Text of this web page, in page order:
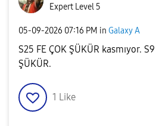
Expert Level 5
‎05-09-2026 07:16 PM in Galaxy A
S25 FE ÇOK ŞÜKÜR kasmıyor.
ŞÜKÜR.
1 Like